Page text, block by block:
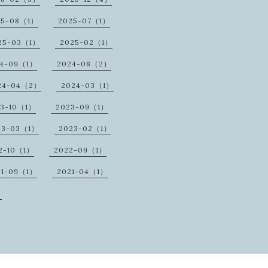
08（1） 2025-07（1）
03（1） 2025-02（1）
09（1） 2024-08（2）
04（2） 2024-03（1）
10（1） 2023-09（1）
03（1） 2023-02（1）
10（1） 2022-09（1）
09（1） 2021-04（1）